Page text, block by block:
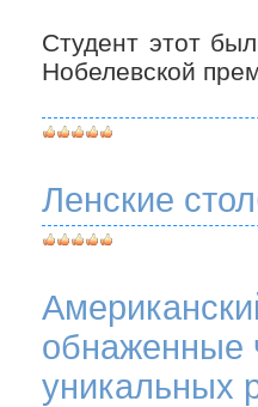
Студент этот
Нобелевской
Ленские
обнаженные
уникальных